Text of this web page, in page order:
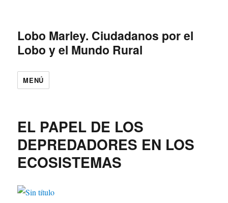
Lobo Marley. Ciudadanos por el
Lobo y el Mundo Rural
MENÚ
EL PAPEL DE LOS
DEPREDADORES EN LOS
ECOSISTEMAS